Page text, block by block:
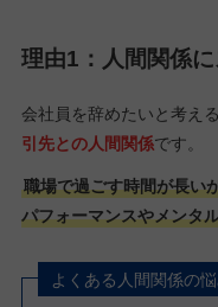
理由1：人間関係
会社員を辞めたいと考え
引先との人間関係です。
職場で過ごす時間が長い
パフォーマンスやメンタ
よくある人間関係の悩